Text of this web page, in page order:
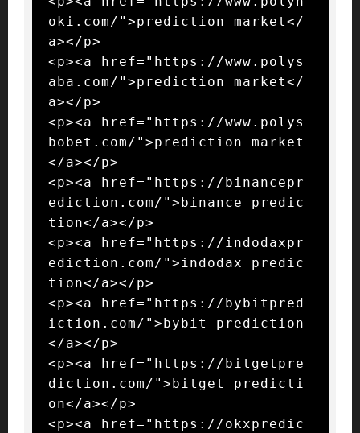
oki.com/">prediction market</
a></p>
<p><a href="https://www.polys
aba.com/">prediction market</
a></p>
<p><a href="https://www.polys
bobet.com/">prediction market
</a></p>
<p><a href="https://binancepr
ediction.com/">binance predic
tion</a></p>
<p><a href="https://indodaxpr
ediction.com/">indodax predic
tion</a></p>
<p><a href="https://bybitpred
iction.com/">bybit prediction
</a></p>
<p><a href="https://bitgetpre
diction.com/">bitget predicti
on</a></p>
<p><a href="https://okxpredic